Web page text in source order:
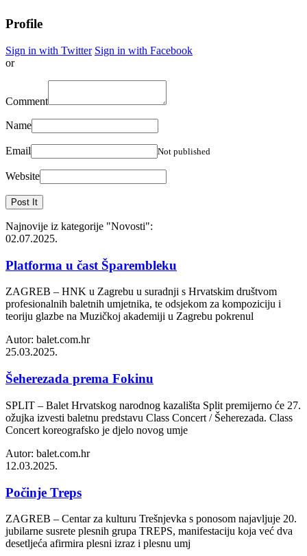
Profile
Sign in with Twitter Sign in with Facebook
or
Comment
Name
Email Not published
Website
Najnovije iz kategorije "Novosti":
02.07.2025.
Platforma u čast Šparembleku
ZAGREB – HNK u Zagrebu u suradnji s Hrvatskim društvom
profesionalnih baletnih umjetnika, te odsjekom za kompoziciju i
teoriju glazbe na Muzičkoj akademiji u Zagrebu pokrenul
Autor: balet.com.hr
25.03.2025.
Šeherezada prema Fokinu
SPLIT – Balet Hrvatskog narodnog kazališta Split premijerno će 27.
ožujka izvesti baletnu predstavu Class Concert / Šeherezada. Class
Concert koreografsko je djelo novog umje
Autor: balet.com.hr
12.03.2025.
Počinje Treps
ZAGREB – Centar za kulturu Trešnjevka s ponosom najavljuje 20.
jubilarne susrete plesnih grupa TREPS, manifestaciju koja već dva
desetljeća afirmira plesni izraz i plesnu umj